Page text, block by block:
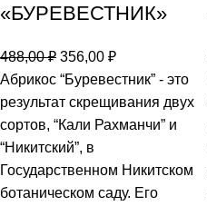
«БУРЕВЕСТНИК»
488,00₽ 356,00 ₽
Абрикос “Буревестник” - это
результат скрещивания двух
сортов, “Кали Рахманчи” и
“Никитский”, в
Государственном Никитском
ботаническом саду. Его